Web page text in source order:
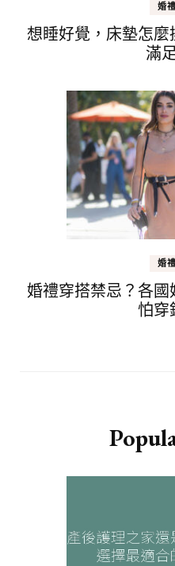
婚
想睡好覺，床墊怎
滿
婚
婚禮穿搭禁忌？各
怕穿